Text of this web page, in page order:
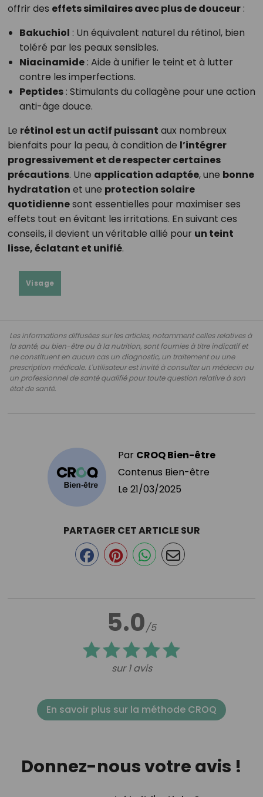
offrir des effets similaires avec plus de douceur:
Bakuchiol : Un équivalent naturel du rétinol, bien
toléré par les peaux sensibles.
Niacinamide: Aide à unifier le teint et à lutter
contre les imperfections.
Peptides: Stimulants du collagène pour une action
anti-âge douce.
Le rétinol est un actif puissant aux nombreux
bienfaits pour la peau, à condition de l’intégrer
progressivement et de respecter certaines
précautions. Une application adaptée, une bonne
hydratation et une protection solaire
quotidiennesont essentielles pour maximiser ses
effets tout en évitant les irritations. En suivant ces
conseils, il devient un véritable allié pour un teint
lisse, éclatant et unifié.
Visage
Les informations diffusées sur les articles, notamment celles relatives à
la santé, au bien-être ou à la nutrition, sont fournies à titre indicatif et
ne constituent en aucun cas un diagnostic, un traitement ou une
prescription médicale. L'utilisateur est invité à consulter un médecin ou
un professionnel de santé qualifié pour toute question relative à son
état de santé.
Par CROQ Bien-être
Contenus Bien-être
Le 21/03/2025
5.0/5
sur 1 avis
PARTAGER CET ARTICLE SUR
En savoir plus sur la méthode CROQ
Donnez-nous votre avis !